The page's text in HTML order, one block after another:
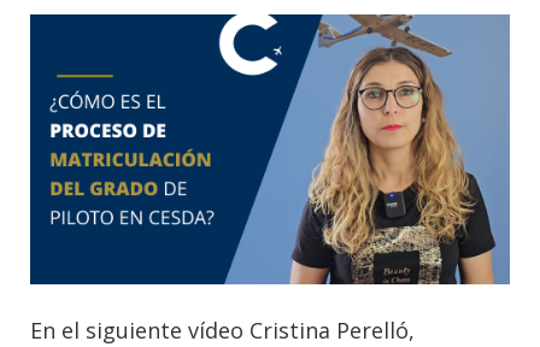
En el siguiente vídeo Cristina Perelló,